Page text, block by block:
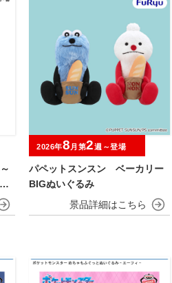
パペットスンスン ベーカリー
BIGぬいぐるみ
2026年8 月第2週～登場